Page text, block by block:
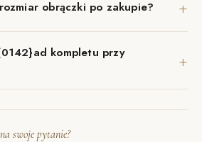
obrączki po zakupie? +
kompletu przy
+
swoje pytanie?